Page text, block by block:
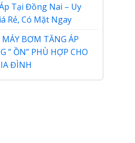
Tại Đồng Nai – Uy
Rẻ, Có Mặt Ngay
MÁY BƠM TĂNG ÁP
” ỒN” PHÙ HỢP CHO
ĐÌNH